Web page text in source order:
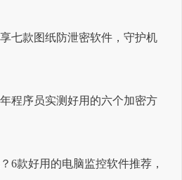
七款图纸防泄密软件，守护机
程序员实测好用的六个加密方
6款好用的电脑监控软件推荐，